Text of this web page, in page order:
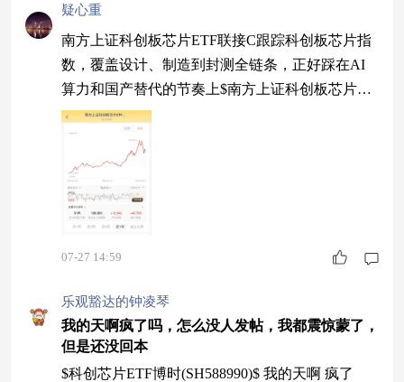
疑心重
南方上证科创板芯片ETF联接C跟踪科创板芯片指
数，覆盖设计、制造到封测全链条，正好踩在AI
算力和国产替代的节奏上$南方上证科创板芯片ET
F发起联接C$
07-27 14:59
乐观豁达的钟凌琴
我的天啊疯了吗，怎么没人发帖，我都震惊蒙了，
但是还没回本
$科创芯片ETF博时(SH588990)$ 我的天啊 疯了